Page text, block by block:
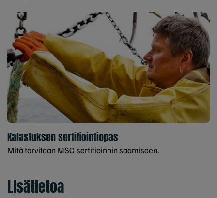
Kalastuksen sertifiointiopas
Mitä tarvitaan MSC-sertifioinnin saamiseen.
Lisätietoa